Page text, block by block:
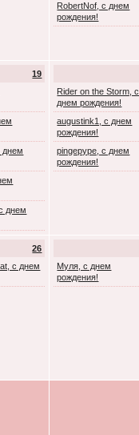
RobertNof, с днем
рождения!
19
днем
днем
Rider on the Storm, с
днем рождения!
augustink1, с днем
рождения!
pingepype, с днем
рождения!
26
с днем
Муля, с днем
рождения!